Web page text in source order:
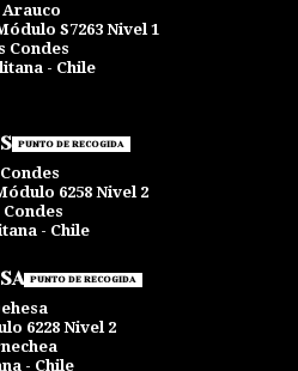
S7263 Nivel 1
Condes
- Chile
PUNTO DE RECOGIDA
6258 Nivel 2
- Chile
PUNTO DE RECOGIDA
6228 Nivel 2
- Chile